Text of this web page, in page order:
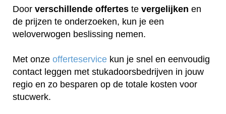
Door verschillende offertes te vergelijken en
de prijzen te onderzoeken, kun je een
weloverwogen beslissing nemen.
Met onze offerteservice kun je snel en eenvoudig
contact leggen met stukadoorsbedrijven in jouw
regio en zo besparen op de totale kosten voor
stucwerk.